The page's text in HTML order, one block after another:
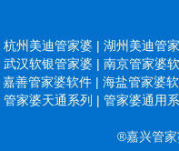
杭州美迪管家婆 | 湖州美迪管
武汉软银管家婆 | 南京管家婆
嘉善管家婆软件 | 海盐管家婆
管家婆天通系列 | 管家婆通用
®嘉兴管